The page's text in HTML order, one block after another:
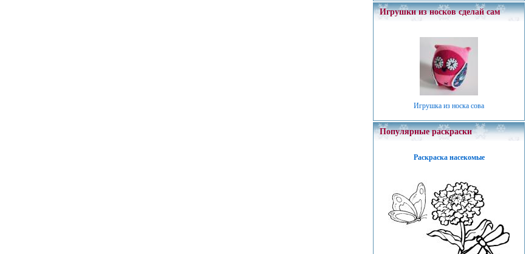
Игрушки из носков сделай сам
Игрушка из носка сова
Популярные раскраски
Раскраска насекомые